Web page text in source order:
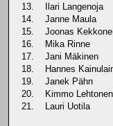
13. Ilari Langenoja
14. Janne Maula
15. Joonas
16. Mika Rinne
17. Jani Mäkinen
18. Hannes
19. Janek Pähn
20. Kimmo Lehtonen
21. Lauri Uotila